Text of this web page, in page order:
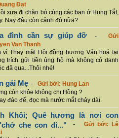
Đạt
xưa đi chăn bò cùng các bạn ở Hung Tắt,
Nay đâu còn cảnh đó nữa?
đình cần sự giúp đỡ -Gửi
Van Thanh
vì Thay mặt Hội đồng hương Văn hoá tại
trích gửi tiền ủng hộ mà không có danh
đã qua...Thôi nhé!
gái Mẹ - Gửi bởi: Hung Lan
còn khỏe không chi Hồng ?
đáo để, đọc mà nước mắt chảy dài.
Khôi; Quê hương là nơi con
che con đi..." - Gửi bởi: Lê